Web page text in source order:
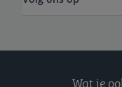
Wat je